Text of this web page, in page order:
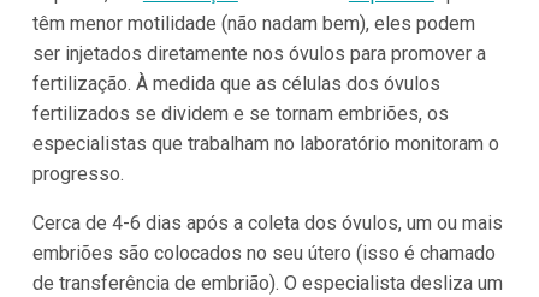
têm menor motilidade (não nadam bem), eles podem
ser injetados diretamente nos óvulos para promover a
fertilização. À medida que as células dos óvulos
fertilizados se dividem e se tornam embriões, os
especialistas que trabalham no laboratório monitoram o
progresso.
Cerca de 4-6 dias após a coleta dos óvulos, um ou mais
embriões são colocados no seu útero (isso é chamado
de transferência de embrião). O especialista desliza um